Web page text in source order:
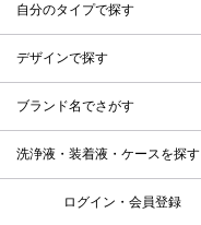
自分のタイプで探す
デザインで探す
ブランド名でさがす
洗浄液・装着液・ケースを探す
ログイン・会員登録